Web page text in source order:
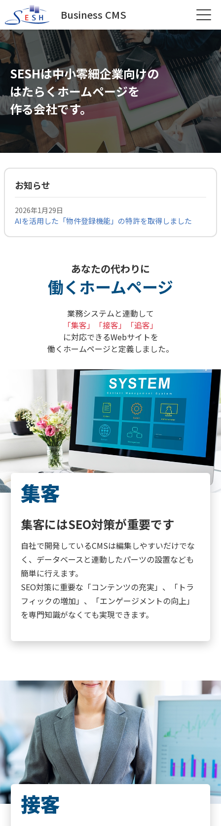
Business CMS
SESHは中小零細企業向けの
はたらくホームページを
作る会社です。
お知らせ
2026年1月29日
AIを活用した「物件登録機能」の特許を取得しました
あなたの代わりに
働くホームページ
業務システムと連動して
「集客」「接客」「追客」
に対応できるWebサイトを
働くホームページと定義しました。
集客
集客にはSEO対策が重要です
自社で開発しているCMSは編集しやすいだけでな
く、データベースと連動したパーツの設置なども
簡単に行えます。
SEO対策に重要な「コンテンツの充実」、「トラ
フィックの増加」、「エンゲージメントの向上」
を専門知識がなくても実現できます。
接客